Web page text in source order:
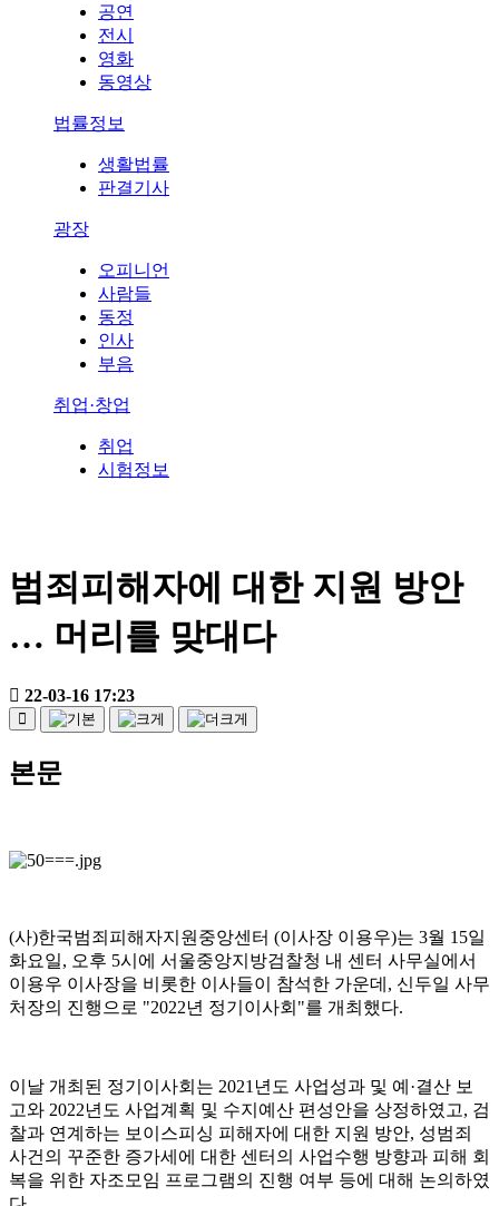
공연
전시
영화
동영상
법률정보
생활법률
판결기사
광장
오피니언
사람들
동정
인사
부음
취업·창업
취업
시험정보
범죄피해자에 대한 지원 방안
… 머리를 맞대다
22-03-16 17:23
본문
(사)한국범죄피해자지원중앙센터 (이사장 이용우)는 3월 15일
화요일, 오후 5시에 서울중앙지방검찰청 내 센터 사무실에서
이용우 이사장을 비롯한 이사들이 참석한 가운데 , 신두일 사무
처장의 진행으로 "2022년 정기이사회 "를 개최했다.
이날 개최된 정기이사회는 2021 년도 사업성과 및 예 ·결산 보
고와 2022년도 사업계획 및 수지예산 편성안을 상정하였고, 검
찰과 연계하는 보이스피싱 피해자에 대한 지원 방안, 성범죄
사건의 꾸준한 증가세에 대한 센터의 사업수행 방향과 피해 회
복을 위한 자조모임 프로그램의 진행 여부 등에 대해 논의하였